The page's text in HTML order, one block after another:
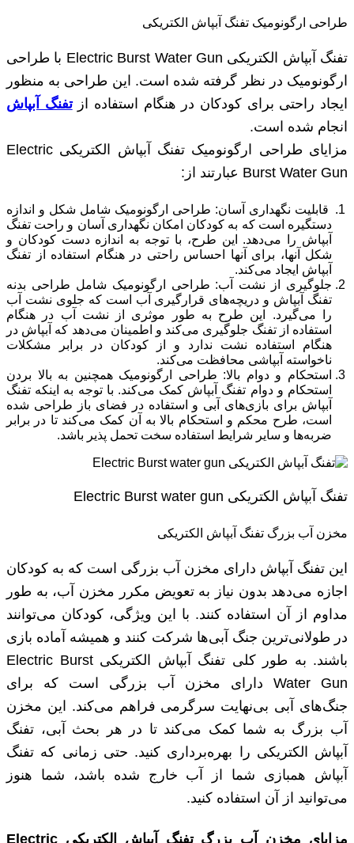
طراحی ارگونومیک تفنگ آبپاش الکتریکی
تفنگ آبپاش الکتریکی Electric Burst Water Gun با طراحی
ارگونومیک در نظر گرفته شده است. این طراحی به منظور
ایجاد راحتی برای کودکان در هنگام استفاده ازتفنگ آبپاش
انجام شده است.
مزایای طراحی ارگونومیک تفنگ آبپاش الکتریکی Electric
Burst Water Gun عبارتند از:
قابلیت نگهداری آسان: طراحی ارگونومیک شامل شکل و اندازه
دستگیره است که به کودکان امکان نگهداری آسان و راحت تفنگ
آبپاش را می‌دهد. این طرح، با توجه به اندازه دست کودکان و
شکل آنها، برای آنها احساس راحتی در هنگام استفاده از تفنگ
آبپاش ایجاد می‌کند.
جلوگیری از نشت آب: طراحی ارگونومیک شامل طراحی بدنه
تفنگ آبپاش و دریچه‌های قرارگیری آب است که جلوی نشت آب
را می‌گیرد. این طرح به طور موثری از نشت آب در هنگام
استفاده از تفنگ جلوگیری می‌کند و اطمینان می‌دهد که آبپاش در
هنگام استفاده نشت ندارد و از کودکان در برابر مشکلات
ناخواسته آبپاشی محافظت می‌کند.
استحکام و دوام بالا: طراحی ارگونومیک همچنین به بالا بردن
استحکام و دوام تفنگ آبپاش کمک می‌کند. با توجه به اینکه تفنگ
آبپاش برای بازی‌های آبی و استفاده در فضای باز طراحی شده
است، طرح محکم و استحکام بالا به آن کمک می‌کند تا در برابر
ضربه‌ها و سایر شرایط استفاده سخت تحمل پذیر باشد.
تفنگ آبپاش الکتریکی Electric Burst water gun
مخزن آب بزرگ تفنگ آبپاش الکتریکی
این تفنگ آبپاش دارای مخزن آب بزرگی است که به کودکان
اجازه می‌دهد بدون نیاز به تعویض مکرر مخزن آب، به طور
مداوم از آن استفاده کنند. با این ویژگی، کودکان می‌توانند
در طولانی‌ترین جنگ آبی‌ها شرکت کنند و همیشه آماده بازی
باشند. به طور کلی تفنگ آبپاش الکتریکی Electric Burst
Water Gun دارای مخزن آب بزرگی است که برای
جنگ‌های آبی بی‌نهایت سرگرمی فراهم می‌کند. این مخزن
آب بزرگ به شما کمک می‌کند تا در هر بحث آبی، تفنگ
آبپاش الکتریکی را بهره‌برداری کنید. حتی زمانی که تفنگ
آبپاش همبازی شما از آب خارج شده باشد، شما هنوز
می‌توانید از آن استفاده کنید.
مزایای مخزن آب بزرگ تفنگ آبپاش الکتریکی Electric